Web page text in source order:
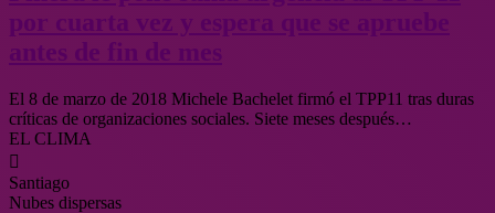
El 8 de marzo de 2018 Michele Bachelet firmó el TPP11 tras duras
críticas de organizaciones sociales. Siete meses después…
EL CLIMA
Santiago
Nubes dispersas